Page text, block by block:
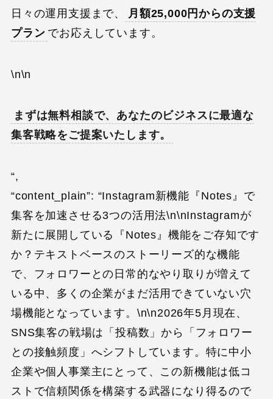
日々の運用支援まで、
月額25,000円からの支援
プラン でお応えしています。
\n\n
まずは無料相談で、あなたのビジネスに最適な
集客戦略をご提案いたします。
“,
“content_plain”: “Instagram新機能『Notes』で
集客を加速させる3つの活用法\n\nInstagramが
新たに展開している『Notes』機能をご存知です
か？テキストベースのストーリーズ的な機能
で、フォロワーとの日常的なやり取りが増えて
いる中、多くの企業がまだ活用できていない穴
場機能となっています。\n\n2026年5月現在、
SNS集客の戦場は「投稿数」から「フォロワー
との接触頻度」へシフトしています。特に中小
企業や個人事業主にとって、この新機能は低コ
ストで信頼関係を構築する武器になり得るので